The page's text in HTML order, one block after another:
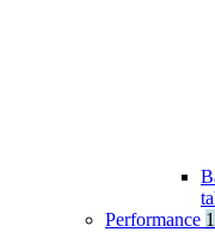
Performance 1